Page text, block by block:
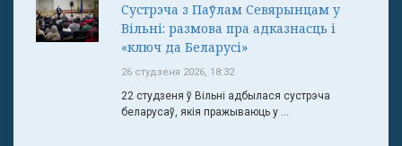
Сустрэча з Паўлам Севярынцам у
Вільні: размова пра адказнасць і
«ключ да Беларусі»
26 студзеня 2026, 18:32
22 студзеня ў Вільні адбылася сустрэча
беларусаў, якія пражываюць у ...